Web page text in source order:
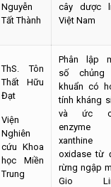
Nguyễn
Tất Thành
cây dược
Việt Nam
ThS. Tôn
Thất Hữu
Đạt
Viện
Nghiên
cứu Khoa
học Miền
Trung
Phân lập
số
khuẩn có
tính kháng
và ức
enzyme
xanthine
oxidase từ
rừng ngập
Gio